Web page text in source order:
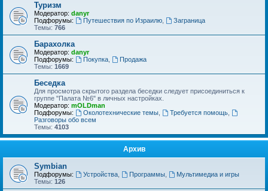
Туризм
Модератор: danyr
Подфорумы:
Путешествия по Израилю,
Заграница
Темы: 766
Барахолка
Модератор: danyr
Подфорумы:
Покупка,
Продажа
Темы: 1669
Беседка
Для просмотра скрытого раздела беседки следует присоединиться к
группе "Палата №6" в личных настройках.
Модератор: mOLDman
Подфорумы:
Околотехнические темы, Требуется помощь,
Разговоры обо всем
Темы: 4103
Архив
Symbian
Подфорумы: Устройства, Программы,
Мультимедиа и игры
Темы: 126